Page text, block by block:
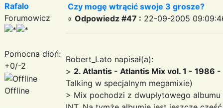
Rafalo
Forumowicz
Pomocna dłoń:
+0/-2
Offline
Czy mogę wtrącić swoje 3 grosze?
« Odpowiedz #47 : 22-09-2005
Robert_Lato napisał(a):
> 2. Atlantis - Atlantis Mix vol. 1 - 1986
Talking w specjalnym megamixie)
> Mix pochodzi z dwupłytowego